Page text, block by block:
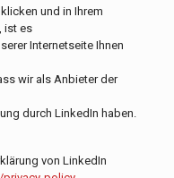
und in Ihrem
ist es
Internetseite Ihnen
wir als Anbieter der
durch LinkedIn haben.
von LinkedIn